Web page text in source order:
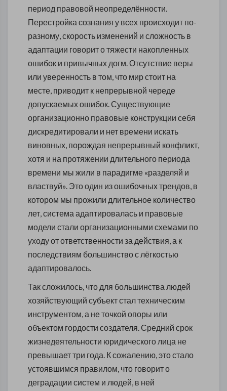
период правовой неопределённости.
Перестройка сознания у всех происходит по-
разному, скорость изменений и сложность в
адаптации говорит о тяжести накопленных
ошибок и привычных догм. Отсутствие веры
или уверенность в том, что мир стоит на
месте, приводит к непрерывной череде
допускаемых ошибок. Существующие
организационно правовые конструкции себя
дискредитировали и нет времени искать
виновных, порождая непрерывный конфликт,
хотя и на протяжении длительного периода
времени мы жили в парадигме «разделяй и
властвуй». Это один из ошибочных трендов, в
котором мы прожили длительное количество
лет, система адаптировалась и правовые
модели стали организационными схемами по
уходу от ответственности за действия, а к
последствиям большинство с лёгкостью
адаптировалось.
Так сложилось, что для большинства людей
хозяйствующий субъект стал техническим
инструментом, а не точкой опоры или
объектом гордости создателя. Средний срок
жизнедеятельности юридического лица не
превышает три года. К сожалению, это стало
устоявшимся правилом, что говорит о
деградации систем и людей, в ней